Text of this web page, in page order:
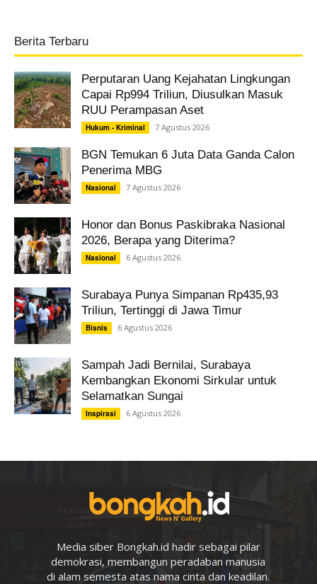
Berita Terbaru
Perputaran Uang Kejahatan Lingkungan
Capai Rp994 Triliun, Diusulkan Masuk
RUU Perampasan Aset
Hukum - Kriminal 7 Agustus 2026
BGN Temukan 6 Juta Data Ganda Calon
Penerima MBG
Nasional 7 Agustus 2026
Honor dan Bonus Paskibraka Nasional
2026, Berapa yang Diterima?
Nasional 6 Agustus 2026
Surabaya Punya Simpanan Rp435,93
Triliun, Tertinggi di Jawa Timur
Bisnis 6 Agustus 2026
Sampah Jadi Bernilai, Surabaya
Kembangkan Ekonomi Sirkular untuk
Selamatkan Sungai
Inspirasi 6 Agustus 2026
Media siber Bongkah.id hadir sebagai pilar
demokrasi, membangun peradaban manusia
di alam semesta atas nama cinta dan keadilan.